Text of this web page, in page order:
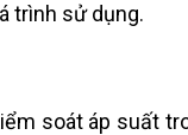
trình sử dụng.
soát áp suất